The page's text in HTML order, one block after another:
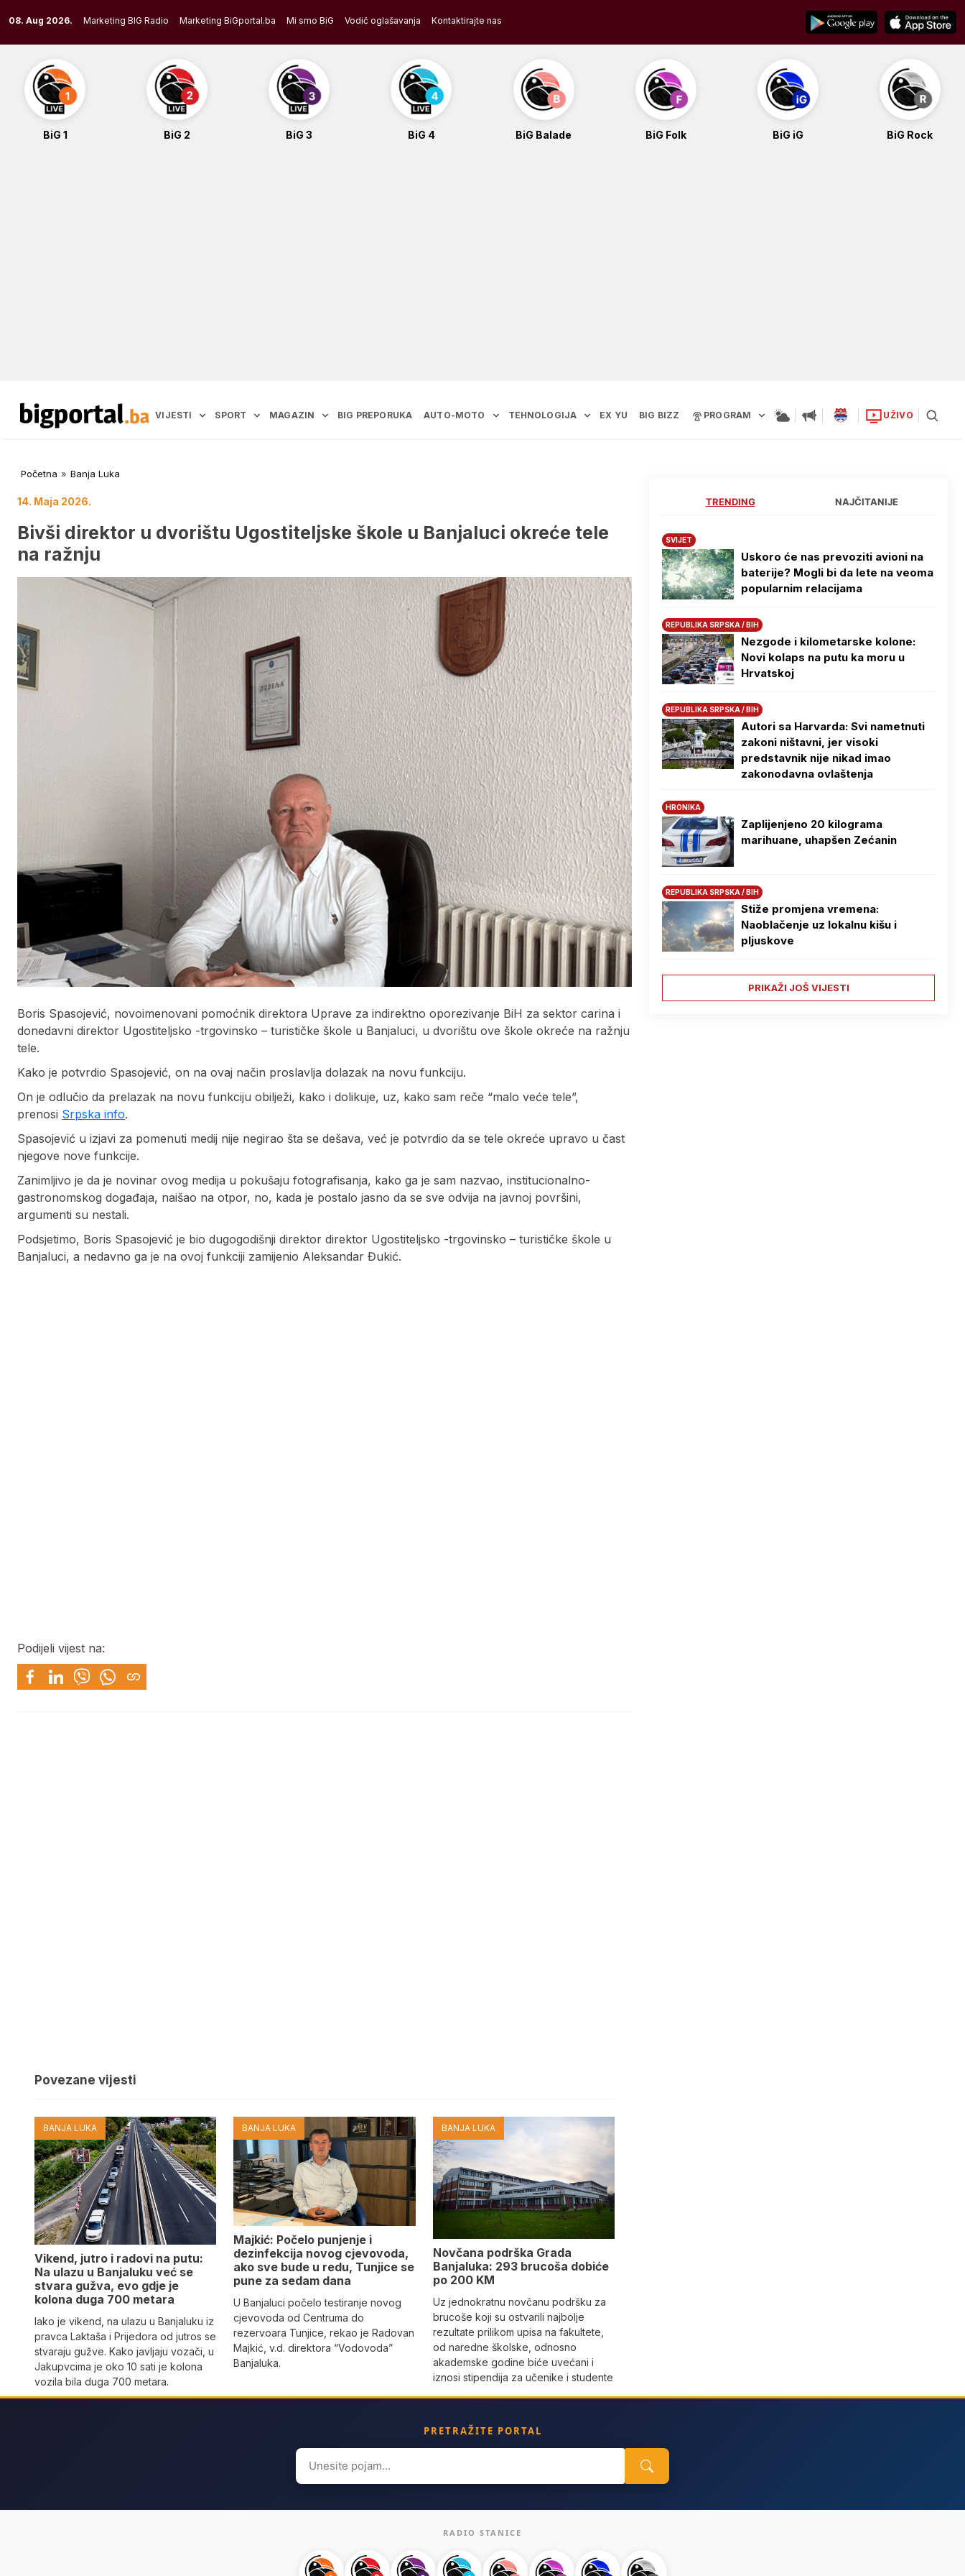
to
content
08. Aug 2026. Marketing BIG Radio Marketing BiGportal.ba Mi smo BiG Vodič oglašavanja Kontaktirajte nas
BiG 1 BiG 2 BiG 3 BiG 4 BiG Balade BiG Folk BiG iG BiG Rock
VIJESTI SPORT MAGAZIN BIG PREPORUKA AUTO-MOTO TEHNOLOGIJA EX YU BIG BIZZ PROGRAM UŽIVO
Početna » Banja Luka
14. Maja 2026.
Bivši direktor u dvorištu Ugostiteljske škole u Banjaluci okreće tele
na ražnju
Boris Spasojević, novoimenovani pomoćnik direktora Uprave za indirektno oporezivanje BiH za sektor carina i
donedavni direktor Ugostiteljsko -trgovinsko – turističke škole u Banjaluci, u dvorištu ove škole okreće na ražnju
tele.
Kako je potvrdio Spasojević, on na ovaj način proslavlja dolazak na novu funkciju.
On je odlučio da prelazak na novu funkciju obilježi, kako i dolikuje, uz, kako sam reče “malo veće tele”,
prenosi Srpska info.
Spasojević u izjavi za pomenuti medij nije negirao šta se dešava, već je potvrdio da se tele okreće upravo u čast
njegove nove funkcije.
Zanimljivo je da je novinar ovog medija u pokušaju fotografisanja, kako ga je sam nazvao, institucionalno-
gastronomskog događaja, naišao na otpor, no, kada je postalo jasno da se sve odvija na javnoj površini,
argumenti su nestali.
Podsjetimo, Boris Spasojević je bio dugogodišnji direktor direktor Ugostiteljsko -trgovinsko – turističke škole u
Banjaluci, a nedavno ga je na ovoj funkciji zamijenio Aleksandar Đukić.
Podijeli vijest na:
Povezane vijesti
BANJA LUKA
Vikend, jutro i radovi na putu:
Na ulazu u Banjaluku već se
stvara gužva, evo gdje je
kolona duga 700 metara
Iako je vikend, na ulazu u Banjaluku iz
pravca Laktaša i Prijedora od jutros se
stvaraju gužve. Kako javljaju vozači, u
Jakupvcima je oko 10 sati je kolona
vozila bila duga 700 metara.
BANJA LUKA
Majkić: Počelo punjenje i
dezinfekcija novog cjevovoda,
ako sve bude u redu, Tunjice se
pune za sedam dana
U Banjaluci počelo testiranje novog
cjevovoda od Centruma do
rezervoara Tunjice, rekao je Radovan
Majkić, v.d. direktora “Vodovoda”
Banjaluka.
BANJA LUKA
Novčana podrška Grada
Banjaluka: 293 brucoša dobiće
po 200 KM
Uz jednokratnu novčanu podršku za
brucoše koji su ostvarili najbolje
rezultate prilikom upisa na fakultete,
od naredne školske, odnosno
akademske godine biće uvećani i
iznosi stipendija za učenike i studente
TRENDING NAJČITANIJE
SVIJET
Uskoro će nas prevoziti avioni na
baterije? Mogli bi da lete na veoma
popularnim relacijama
REPUBLIKA SRPSKA / BIH
Nezgode i kilometarske kolone:
Novi kolaps na putu ka moru u
Hrvatskoj
REPUBLIKA SRPSKA / BIH
Autori sa Harvarda: Svi nametnuti
zakoni ništavni, jer visoki
predstavnik nije nikad imao
zakonodavna ovlaštenja
HRONIKA
Zaplijenjeno 20 kilograma
marihuane, uhapšen Zećanin
REPUBLIKA SRPSKA / BIH
Stiže promjena vremena:
Naoblačenje uz lokalnu kišu i
pljuskove
PRIKAŽI JOŠ VIJESTI
PRETRAŽITE PORTAL
Search
for:
RADIO STANICE